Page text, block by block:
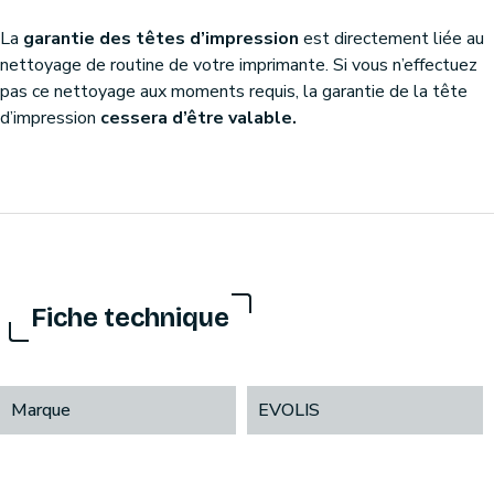
La garantie des têtes d’impression est directement liée au
nettoyage de routine de votre imprimante. Si vous n’effectuez
pas ce nettoyage aux moments requis, la garantie de la tête
d’impression cessera d’être valable.
Fiche technique
Marque EVOLIS